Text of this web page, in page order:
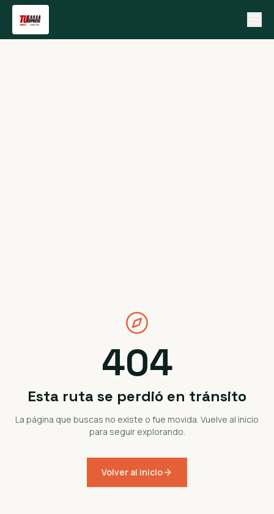
404
Esta ruta se perdió en tránsito
La página que buscas no existe o fue movida. Vuelve al inicio
para seguir explorando.
Volver al inicio